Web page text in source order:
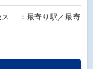
：最寄り駅／最寄